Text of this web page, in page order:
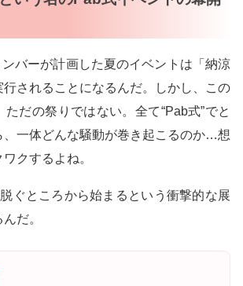
バーが計画した夏のイベントは「納涼
されることになるんだ。しかし、この
だの祭りではない。全て“Pab式”でと
、一体どんな騒動が巻き起こるのか…想
クするよね。
ぐところから始まるという衝撃的な展
だ。